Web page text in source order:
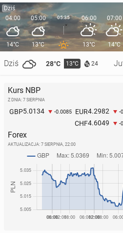
Dziś
04:00
14°C
Dziś 28°C 13°C 24
05:00
13°C
05:35 06:00
13°C
07:00
14°C
Kurs NBP
Z DNIA: 7 SIERPNIA
GBP5.0134 -0.0085 EUR4.2982 -
CHF4.6049 -
Forex
AKTUALIZACJA: 7 SIERPNIA, 22:00